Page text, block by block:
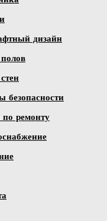
дизайн
безопасности
ремонту